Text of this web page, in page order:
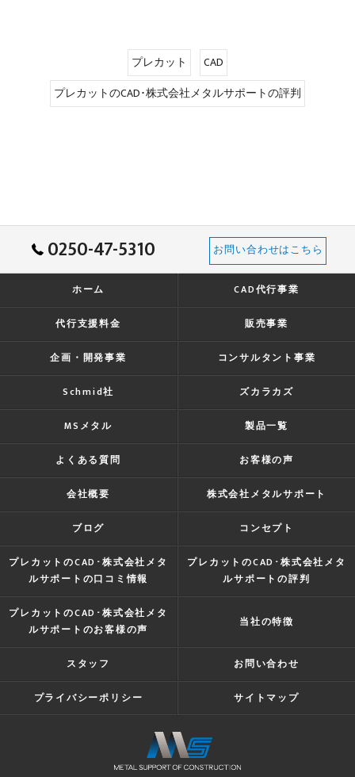
プレカット
CAD
プレカットのCAD･株式会社メタルサポートの評判
0250-47-5310 お問い合わせはこちら
ホーム CAD代行事業
代行支援料金 販売事業
企画・開発事業 コンサルタント事業
Schmid社 ズカラカズ
MSメタル 製品一覧
よくある質問 お客様の声
会社概要 株式会社メタルサポート
ブログ コンセプト
プレカットのCAD･株式会社メタ
ルサポートの口コミ情報
プレカットのCAD･株式会社メタ
ルサポートの評判
プレカットのCAD･株式会社メタ
ルサポートのお客様の声
当社の特徴
スタッフ お問い合わせ
プライバシーポリシー サイトマップ